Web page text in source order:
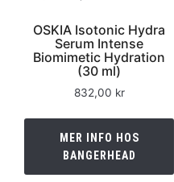
OSKIA Isotonic Hydra
Serum Intense
Biomimetic Hydration
(30 ml)
832,00 kr
MER INFO HOS
BANGERHEAD